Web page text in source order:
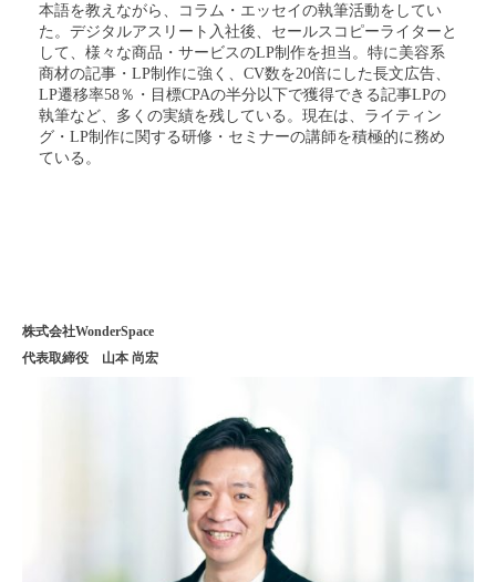
本語を教えながら、コラム・エッセイの執筆活動をしてい
た。デジタルアスリート入社後、セールスコピーライターと
して、様々な商品・サービスのLP制作を担当。特に美容系
商材の記事・LP制作に強く、CV数を20倍にした長文広告、
LP遷移率58％・目標CPAの半分以下で獲得できる記事LPの
執筆など、多くの実績を残している。現在は、ライティン
グ・LP制作に関する研修・セミナーの講師を積極的に務め
ている。
株式会社WonderSpace
代表取締役 山本 尚宏